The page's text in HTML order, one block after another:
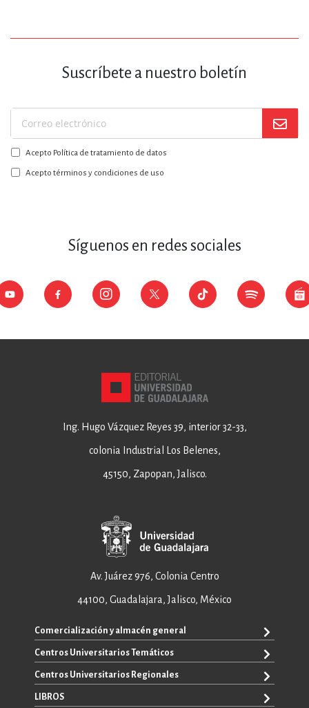
Suscríbete a nuestro boletín
Suscríbase
a
nuestro
boletín:
Acepto Política de tratamiento de datos
Acepto términos y condiciones de uso
Síguenos en redes sociales
Ing. Hugo Vázquez Reyes 39, interior 32-33,
colonia Industrial Los Belenes,
45150, Zapopan, Jalisco.
Av. Juárez 976, Colonia Centro
44100, Guadalajara, Jalisco, México
Comercialización y almacén general
+52 33 3640 6326
+52 33 3640 4595
ventas@editorial.udg.mx
Centros Universitarios Temáticos
CUAAD
CUCEA
Centros Universitarios Regionales
CUALTOS
LIBROS